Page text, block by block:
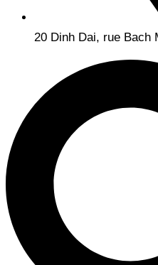
20 Dinh Dai, rue Bach